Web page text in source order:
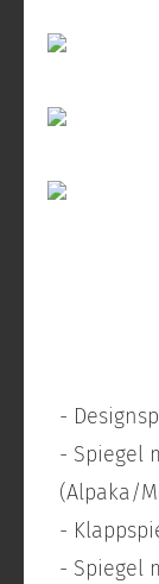
-
- Spiegel
(Alpaka/
-
- Spiegel